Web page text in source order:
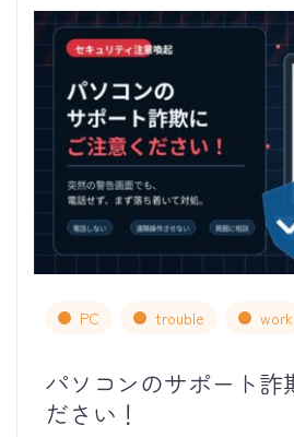
PC trouble work
パソコンのサポート詐
ださい！